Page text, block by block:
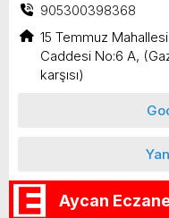
905300398368
15 Temmuz
Caddesi No:6 A,
karşısı)
Aycan